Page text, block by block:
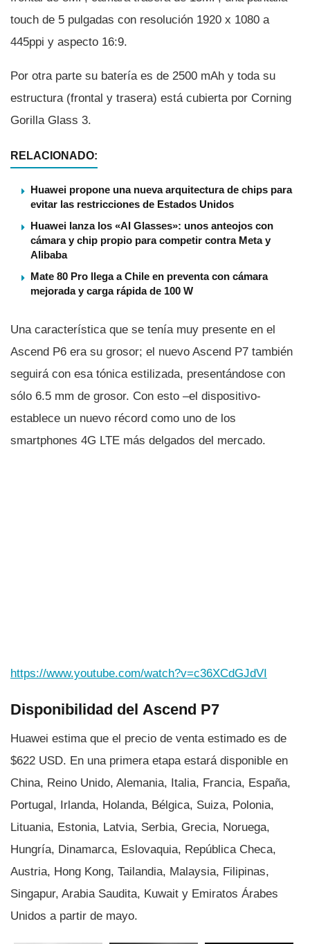
touch de 5 pulgadas con resolución 1920 x 1080 a
445ppi y aspecto 16:9.
Por otra parte su baterí­a es de 2500 mAh y toda su
estructura (frontal y trasera) está cubierta por Corning
Gorilla Glass 3.
RELACIONADO:
Huawei propone una nueva arquitectura de chips para
evitar las restricciones de Estados Unidos
Huawei lanza los «AI Glasses»: unos anteojos con
cámara y chip propio para competir contra Meta y
Alibaba
Mate 80 Pro llega a Chile en preventa con cámara
mejorada y carga rápida de 100 W
Una caracterí­stica que se tení­a muy presente en el
Ascend P6 era su grosor; el nuevo Ascend P7 también
seguirá con esa tónica estilizada, presentándose con
sólo 6.5 mm de grosor. Con esto –el dispositivo-
establece un nuevo récord como uno de los
smartphones 4G LTE más delgados del mercado.
https://www.youtube.com/watch?v=c36XCdGJdVI
Disponibilidad del Ascend P7
Huawei estima que el precio de venta estimado es de
$622 USD. En una primera etapa estará disponible en
China, Reino Unido, Alemania, Italia, Francia, España,
Portugal, Irlanda, Holanda, Bélgica, Suiza, Polonia,
Lituania, Estonia, Latvia, Serbia, Grecia, Noruega,
Hungrí­a, Dinamarca, Eslovaquia, República Checa,
Austria, Hong Kong, Tailandia, Malaysia, Filipinas,
Singapur, Arabia Saudita, Kuwait y Emiratos Árabes
Unidos a partir de mayo.